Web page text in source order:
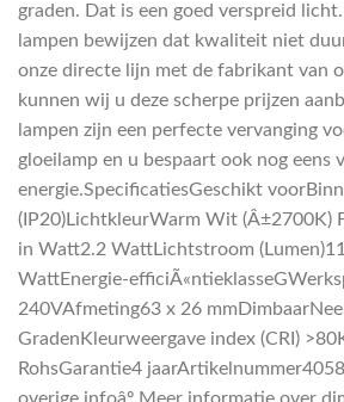
graden. Dat is een goed verspreid
lampen bewijzen dat kwaliteit niet
onze directe lijn met de fabrikant van
kunnen wij u deze scherpe prijzen
lampen zijn een perfecte vervanging
gloeilamp en u bespaart ook nog eens
energie.SpecificatiesGeschikt
(IP20)LichtkleurWarm Wit (Â±2700K)
in Watt2.2 WattLichtstroom
WattEnergie-
240VAfmeting63 x 26
GradenKleurweergave index (CRI)
RohsGarantie4